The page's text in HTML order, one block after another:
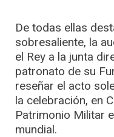
De todas ellas
sobresaliente, la
el Rey a la junta
patronato de su
reseñar el acto
la celebración, en
Patrimonio Militar
mundial.